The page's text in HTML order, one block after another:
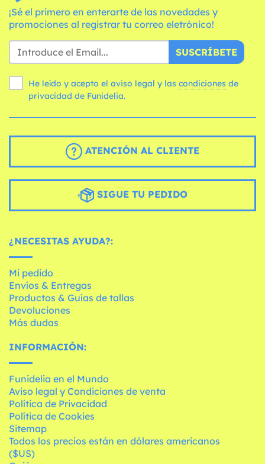
¡Sé el primero en enterarte de las novedades y
promociones al registrar tu correo eletrónico!
SUSCRÍBETE
He leído y acepto el aviso legal y las condiciones
privacidad de Funidelia.
ATENCIÓN AL CLIENTE
SIGUE TU PEDIDO
¿NECESITAS AYUDA?:
Mi pedido
Envíos & Entregas
Productos & Guías de tallas
Devoluciones
Más dudas
INFORMACIÓN:
Funidelia en el Mundo
Aviso legal y Condiciones de venta
Política de Privacidad
Política de Cookies
Sitemap
Todos los precios están en dólares americanos
($US)